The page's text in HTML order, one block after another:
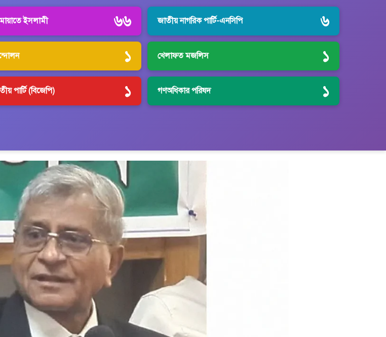
ইসলামী ৬৬ জাতীয় নাগরিক পার্টি-এনসিপি ৬
১ খেলাফত মজলিস ১
পার্টি (বিজেপি) ১ গণঅধিকার পরিষদ ১